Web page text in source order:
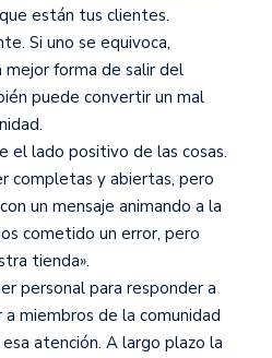
están tus clientes.
Si uno se equivoca,
forma de salir del
puede convertir un mal
el lado positivo de las cosas.
completas y abiertas, pero
un mensaje animando a la
cometido un error, pero
tienda».
personal para responder a
miembros de la comunidad
atención. A largo plazo la